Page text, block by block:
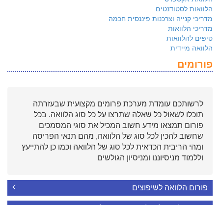
הלוואות לסטודנטים
מדריכי קנייה וצרכנות פיננסית חכמה
מדריכי הלוואות
טיפים להלוואות
הלוואה מיידית
פורומים
לרשותכם עומדת מערכת פרומים מקצועית שבעזרתה
תוכלו לשאול כל שאלה שתרצו על כל סוג הלוואה. בכל
פורום תמצאו מידע חשוב המכיל את סוגי המסמכים
שחשוב להכין לכל סוג של הלוואה, מהם תנאי הפריסה
ומהי הריבית הכדאית לכל סוג של הלוואה וכמו כן להתייעץ
וללמוד מניסיוננו ומניסיון הגולשים
פורום הלוואה לשיפוצים